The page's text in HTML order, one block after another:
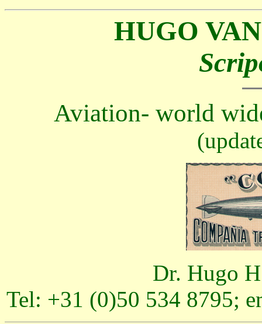
HUGO
Aviation- world
Dr. Hugo
Tel: +31 (0)50 534 8795;